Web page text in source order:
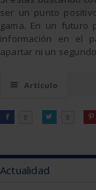
ser un punto
gama. En un futuro
información en el
apartar ni un
☰ Artículo

FACEBOOK
0 
TWITTER0 
Actualidad